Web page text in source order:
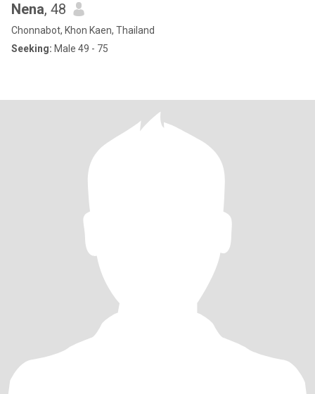
Nena, 48
Chonnabot, Khon Kaen, Thailand
Seeking: Male 49 - 75